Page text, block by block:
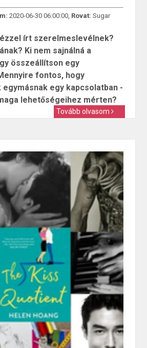
2020-06-30 06:00:00, Rovat: Sugar
írt szerelmeslevélnek?
Ki nem sajnálná a
összeállítson egy
fontos, hogy
egymásnak egy kapcsolatban -
lehetőségeihez mérten?
Tovább olvasom